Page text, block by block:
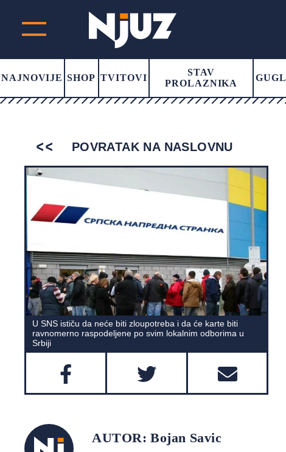
NAJNOVIJE SHOP TVITOVI
STAV
PROLAZNIKA
GUGL
POVRATAK NA NASLOVNU
U SNS ističu da neće biti zloupotreba i da će karte biti
ravnomerno raspodeljene po svim lokalnim odborima u
Srbiji
AUTOR: Bojan Savic